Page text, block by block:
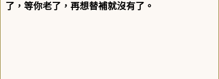
了，等你老了，再想替補就沒有了。